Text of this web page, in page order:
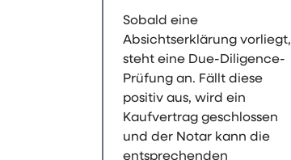
Sobald eine
Absichtserklärung vorliegt,
steht eine Due-Diligence-
Prüfung an. Fällt diese
positiv aus, wird ein
Kaufvertrag geschlossen
und der Notar kann die
entsprechenden